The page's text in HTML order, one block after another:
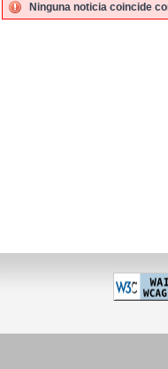
Ninguna noticia coincide